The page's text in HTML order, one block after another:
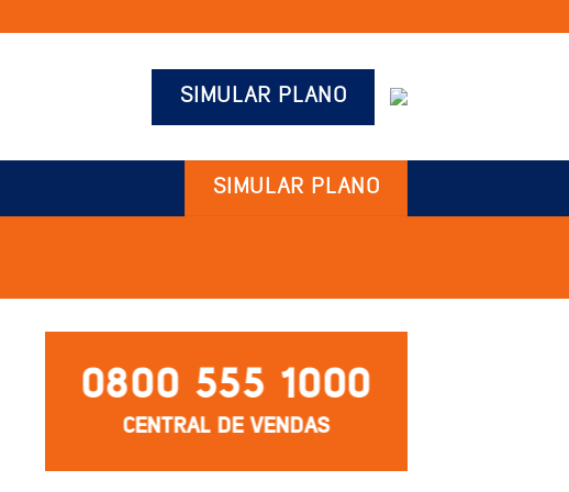
SIMULAR PLANO
SIMULAR PLANO
0800 555 1000
CENTRAL DE VENDAS